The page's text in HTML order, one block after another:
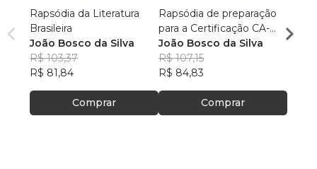
Rapsódia da Literatura
Brasileira
João Bosco da Silva
R$ 103,37
R$ 81,84
Comprar
Rapsódia de preparação
para a Certificação CA-
300 da ABECIP
João Bosco da Silva
R$ 107,15
R$ 84,83
Comprar
João